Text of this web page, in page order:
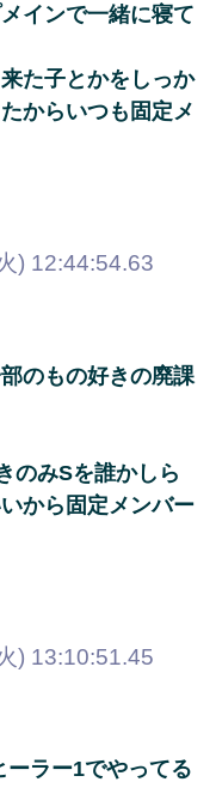
インで一緒に寝て
た子とかをしっか
からいつも固定メ
) 12:44:54.63
のもの好きの廃課
のみSを誰かしら
から固定メンバー
) 13:10:51.45
ラー1でやってる